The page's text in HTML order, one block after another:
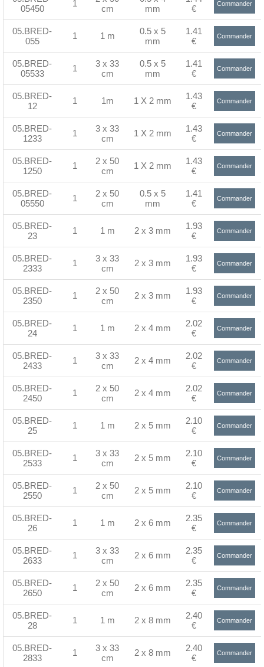
05450
1
cm
mm
€
Commander
05.BRED-
055
1 1 m
0.5 x 5
mm
1.41
€
Commander
05.BRED-
05533
1
3 x 33
cm
0.5 x 5
mm
1.41
€
Commander
05.BRED-
12
1 1m 1 X 2 mm
1.43
€
Commander
05.BRED-
1233
1
3 x 33
cm
1 X 2 mm
1.43
€
Commander
05.BRED-
1250
1
2 x 50
cm
1 X 2 mm
1.43
€
Commander
05.BRED-
05550
1
2 x 50
cm
0.5 x 5
mm
1.41
€
Commander
05.BRED-
23
1 1 m 2 x 3 mm
1.93
€
Commander
05.BRED-
2333
1
3 x 33
cm
2 x 3 mm
1.93
€
Commander
05.BRED-
2350
1
2 x 50
cm
2 x 3 mm
1.93
€
Commander
05.BRED-
24
1 1 m 2 x 4 mm
2.02
€
Commander
05.BRED-
2433
1
3 x 33
cm
2 x 4 mm
2.02
€
Commander
05.BRED-
2450
1
2 x 50
cm
2 x 4 mm
2.02
€
Commander
05.BRED-
25
1 1 m 2 x 5 mm
2.10
€
Commander
05.BRED-
2533
1
3 x 33
cm
2 x 5 mm
2.10
€
Commander
05.BRED-
2550
1
2 x 50
cm
2 x 5 mm
2.10
€
Commander
05.BRED-
26
1 1 m 2 x 6 mm
2.35
€
Commander
05.BRED-
2633
1
3 x 33
cm
2 x 6 mm
2.35
€
Commander
05.BRED-
2650
1
2 x 50
cm
2 x 6 mm
2.35
€
Commander
05.BRED-
28
1 1 m 2 x 8 mm
2.40
€
Commander
05.BRED-
2833
1
3 x 33
cm
2 x 8 mm
2.40
€
Commander